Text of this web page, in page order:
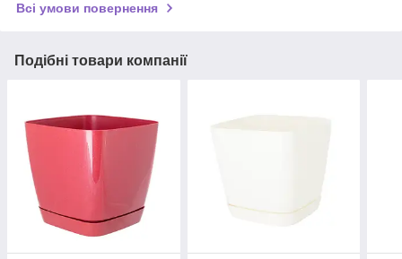
Всі умови повернення
Подібні товари компанії